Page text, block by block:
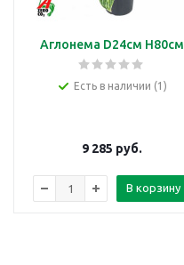
Аглонема D24см H80см
Есть в наличии (1)
9 285 руб.
В корзину